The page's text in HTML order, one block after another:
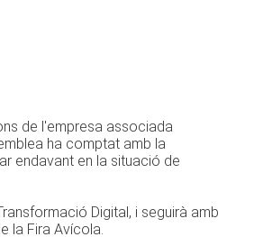
de l'empresa associada
ha comptat amb la
endavant en la situació de
Digital, i seguirà amb
la Fira Avícola.